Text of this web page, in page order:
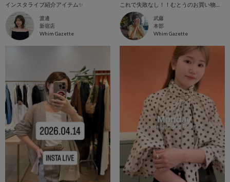
インスタライブ紹介アイテム✨️
渡邊
新宿店
Whim Gazette
武藤
本部
Whim Gazette